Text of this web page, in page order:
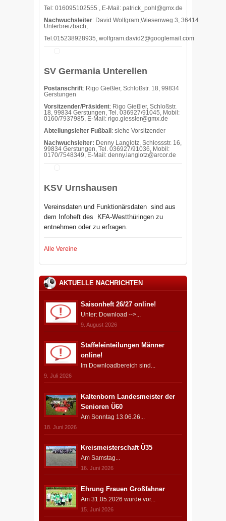
Tel: 016095102555 , E-Mail: patrick_pohl@gmx.de
Nachwuchsleiter: David Wolfgram,Wiesenweg 3, 36414
Unterbreizbach,
Tel.015238928935, wolfgram.david2@googlemail.com
SV Germania Unterellen
Postanschrift: Rigo Gießler, Schloßstr. 18, 99834
Gerstungen
Vorsitzender/Präsident: Rigo Gießler, Schloßstr.
18, 99834 Gerstungen, Tel. 036927/91045, Mobil:
0160/7937985, E-Mail: rigo.giessler@gmx.de
Abteilungsleiter Fußball : siehe Vorsitzender
Nachwuchsleiter: Denny Langlotz, Schlossstr. 16,
99834 Gerstungen, Tel. 036927/91036, Mobil:
0170/7548349, E-Mail: denny.langlotz@arcor.de
KSV Urnshausen
Vereinsdaten und Funktionärsdaten sind aus
dem Infoheft des
KFA-Westthüringen zu
entnehmen oder zu erfragen.
Alle Vereine
AKTUELLE NACHRICHTEN
Saisonheft 26/27 online!
Unter: Download -->...
9. August 2026
Staffeleinteilungen Männer
online!
Im Downloadbereich sind...
9. Juli 2026
Kaltenborn Landesmeister der
Senioren Ü60
Am Sonntag 13.06.26...
18. Juni 2026
Kreismeisterschaft Ü35
Am Samstag...
16. Juni 2026
Ehrung Frauen Großfahner
Am 31.05.2026 wurde vor...
15. Juni 2026